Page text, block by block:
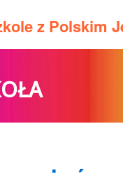
z Polskim